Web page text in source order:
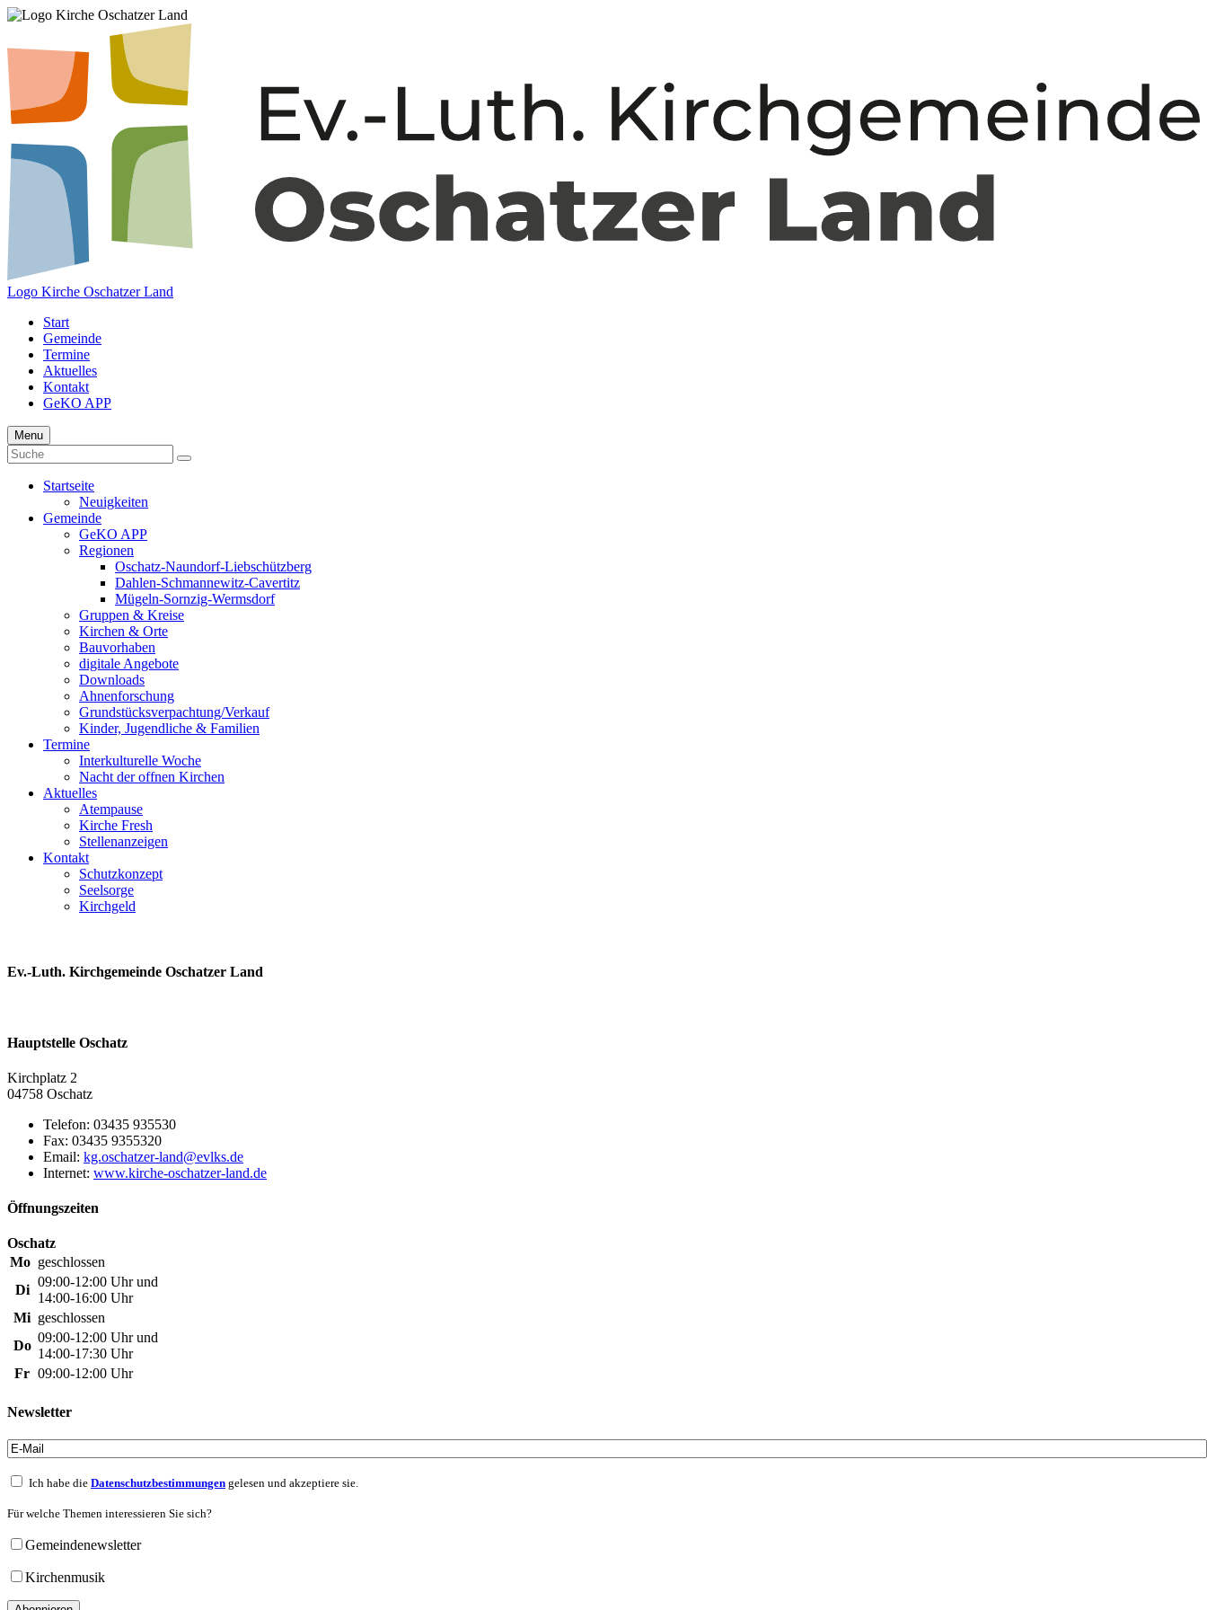
Logo Kirche Oschatzer Land
Start
Gemeinde
Termine
Aktuelles
Kontakt
GeKO APP
Menu
Startseite
Neuigkeiten
Gemeinde
GeKO APP
Regionen
Oschatz-Naundorf-Liebschützberg
Dahlen-Schmannewitz-Cavertitz
Mügeln-Sornzig-Wermsdorf
Gruppen & Kreise
Kirchen & Orte
Bauvorhaben
digitale Angebote
Downloads
Ahnenforschung
Grundstücks­verpachtung/Verkauf
Kinder, Jugendliche & Familien
Termine
Interkulturelle Woche
Nacht der offnen Kirchen
Aktuelles
Atempause
Kirche Fresh
Stellenanzeigen
Kontakt
Schutzkonzept
Seelsorge
Kirchgeld
Ev.-Luth. Kirchgemeinde Oschatzer Land
Hauptstelle Oschatz
Kirchplatz 2
04758 Oschatz
Telefon: 03435 935530
Fax: 03435 9355320
Email: kg.oschatzer-land@evlks.de
Internet: www.kirche-oschatzer-land.de
Öffnungszeiten
Oschatz
Mo geschlossen
Di
09:00-12:00 Uhr und
14:00-16:00 Uhr
Mi geschlossen
Do
09:00-12:00 Uhr und
14:00-17:30 Uhr
Fr 09:00-12:00 Uhr
Newsletter
Ich habe die Datenschutzbestimmungen gelesen und akzeptiere sie.
Für welche Themen interessieren Sie sich?
Gemeindenewsletter
Kirchenmusik